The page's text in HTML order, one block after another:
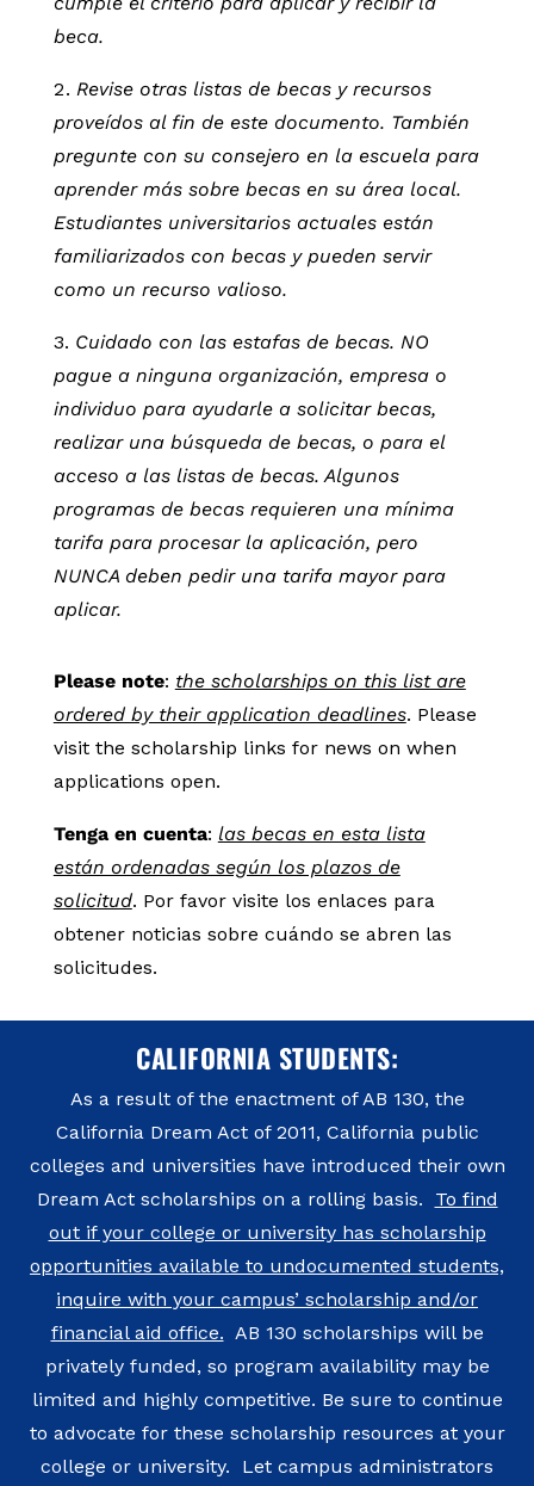
beca.
Revise otras listas de becas y recursos
proveídos al fin de este documento. También
pregunte con su consejero en la escuela para
aprender más sobre becas en su área local.
Estudiantes universitarios actuales están
familiarizados con becas y pueden servir
como un recurso valioso.
Cuidado con las estafas de becas. NO
pague a ninguna organización, empresa o
individuo para ayudarle a solicitar becas,
realizar una búsqueda de becas, o para el
acceso a las listas de becas. Algunos
programas de becas requieren una mínima
tarifa para procesar la aplicación, pero
NUNCA deben pedir una tarifa mayor para
aplicar.
Please note: the scholarships on this list are
ordered by their application deadlines. Please
visit the scholarship links for news on when
applications open.
Tenga en cuenta: las becas en esta lista
están ordenadas según los plazos de
solicitud. Por favor visite los enlaces para
obtener noticias sobre cuándo se abren las
solicitudes.
CALIFORNIA STUDENTS:
As a result of the enactment of AB 130, the
California Dream Act of 2011, California public
colleges and universities have introduced their own
Dream Act scholarships on a rolling basis. To find
out if your college or university has scholarship
opportunities available to undocumented students,
inquire with your campus’ scholarship and/or
financial aid office. AB 130 scholarships will be
privately funded, so program availability may be
limited and highly competitive. Be sure to continue
to advocate for these scholarship resources at your
college or university. Let campus administrators